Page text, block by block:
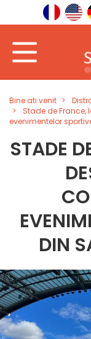
Bine ati venit
Stade de France,
evenimentelor
STADE
DIN